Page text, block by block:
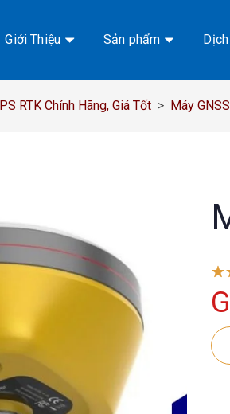
Giới Thiệu Sản phẩm
RTK Chính Hãng, Giá Tốt > Máy